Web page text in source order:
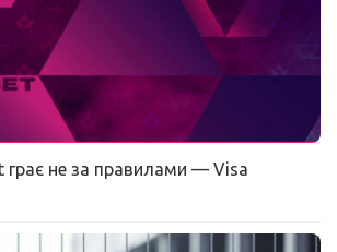
грає не за правилами — Visa